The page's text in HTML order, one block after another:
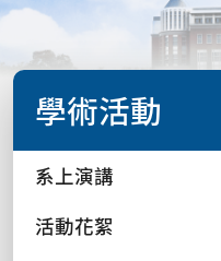
學術活動
系上演講
活動花絮